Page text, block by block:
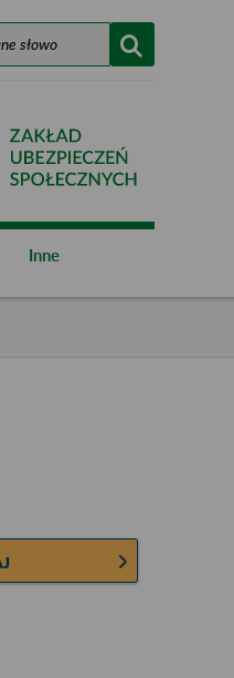
Inne